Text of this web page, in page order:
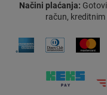
Načini plaćanja:
račun,